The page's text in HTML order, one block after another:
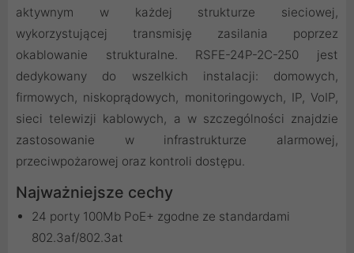
aktywnym w każdej strukturze sieciowej,
wykorzystującej transmisję zasilania poprzez
okablowanie strukturalne. RSFE-24P-2C-250 jest
dedykowany do wszelkich instalacji: domowych,
firmowych, niskoprądowych, monitoringowych, IP, VoIP,
sieci telewizji kablowych, a w szczególności znajdzie
zastosowanie w infrastrukturze alarmowej,
przeciwpożarowej oraz kontroli dostępu.
Najważniejsze cechy
24 porty 100Mb PoE+ zgodne ze standardami
802.3af/802.3at